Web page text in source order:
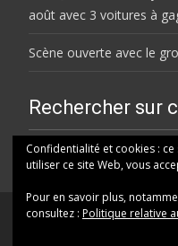
août avec 3 voitures à
Scène ouverte avec le
Rechercher sur
Rechercher
Confidentialité et cookies :
utiliser ce site Web, vous
Pour en savoir plus,
consultez : Politique relative